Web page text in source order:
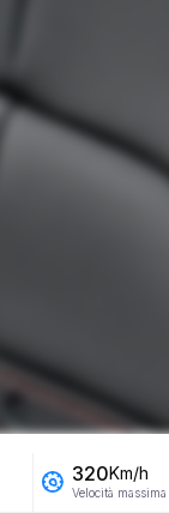
320Km/h
Velocità massima